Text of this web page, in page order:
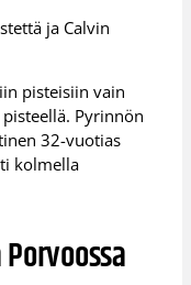
ja Calvin
pisteisiin vain
Pyrinnön
32-vuotias
kolmella